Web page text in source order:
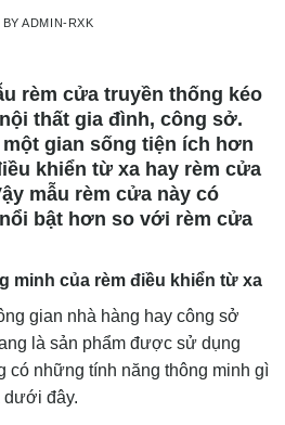
BYADMIN-RXK
rèm cửa truyền thống kéo
thất gia đình, công sở.
một gian sống tiện ích hơn
khiển từ xa hay rèm cửa
mẫu rèm cửa này có
bật hơn so với rèm cửa
minh của rèm điều khiển từ xa
gian nhà hàng hay công sở
là sản phẩm được sử dụng
có những tính năng thông minh gì
dưới đây.